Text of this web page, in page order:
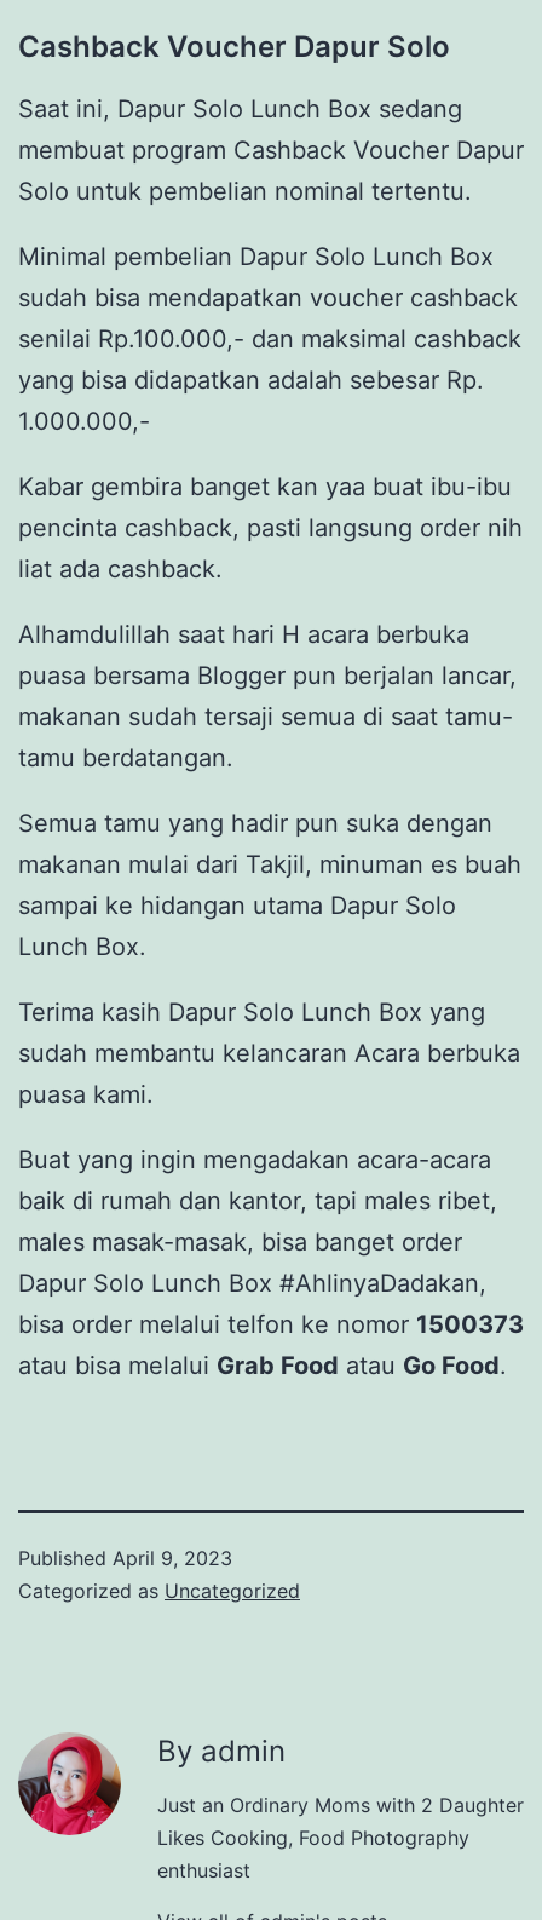
Cashback Voucher Dapur Solo
Saat ini, Dapur Solo Lunch Box sedang
membuat program Cashback Voucher Dapur
Solo untuk pembelian nominal tertentu.
Minimal pembelian Dapur Solo Lunch Box
sudah bisa mendapatkan voucher cashback
senilai Rp.100.000,- dan maksimal cashback
yang bisa didapatkan adalah sebesar Rp.
1.000.000,-
Kabar gembira banget kan yaa buat ibu-ibu
pencinta cashback, pasti langsung order nih
liat ada cashback.
Alhamdulillah saat hari H acara berbuka
puasa bersama Blogger pun berjalan lancar,
makanan sudah tersaji semua di saat tamu-
tamu berdatangan.
Semua tamu yang hadir pun suka dengan
makanan mulai dari Takjil, minuman es buah
sampai ke hidangan utama Dapur Solo
Lunch Box.
Terima kasih Dapur Solo Lunch Box yang
sudah membantu kelancaran Acara berbuka
puasa kami.
Buat yang ingin mengadakan acara-acara
baik di rumah dan kantor, tapi males ribet,
males masak-masak, bisa banget order
Dapur Solo Lunch Box #AhlinyaDadakan,
bisa order melalui telfon ke nomor 1500373
atau bisa melalui Grab Food atau Go Food.
Published April 9, 2023
Categorized as Uncategorized
By admin
Just an Ordinary Moms with 2 Daughter
Likes Cooking, Food Photography
enthusiast